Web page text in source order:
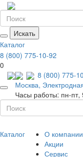
Искать
Каталог
8 (800) 775-10-92
0
8 (800) 775-
Москва,
Часы работы: пн-пт,
Каталог
О компании
Акции
Сервис